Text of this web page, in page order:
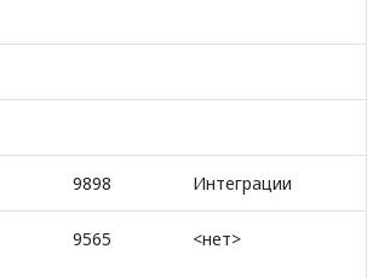
9898 Интеграции
9565 <нет>